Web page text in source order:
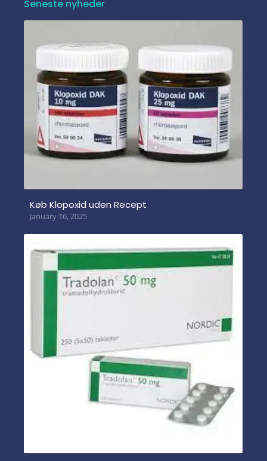
Seneste nyheder
Køb Klopoxid uden Recept
January 16, 2025